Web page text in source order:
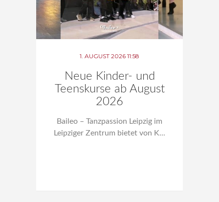
1. AUGUST 2026 11:58
Neue Kinder- und
Teenskurse ab August
2026
Baileo – Tanzpassion Leipzig im
Leipziger Zentrum bietet von K...